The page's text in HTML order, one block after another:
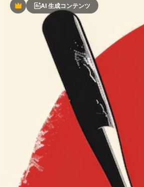
PremiumAI 生成コンテンツ